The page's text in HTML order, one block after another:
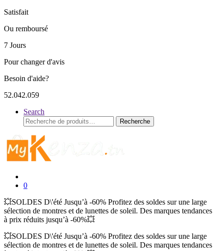
Satisfait
Ou remboursé
7 Jours
Pour changer d'avis
Besoin d'aide?
52.042.059
Search
Recherche
pour :
Recherche
0
💥SOLDES D\'été Jusqu’à -60% Profitez des soldes sur une large
sélection de montres et de lunettes de soleil. Des marques tendances
à prix réduits jusqu’à -60%💥
💥SOLDES D\'été Jusqu’à -60% Profitez des soldes sur une large
sélection de montres et de lunettes de soleil. Des marques tendances